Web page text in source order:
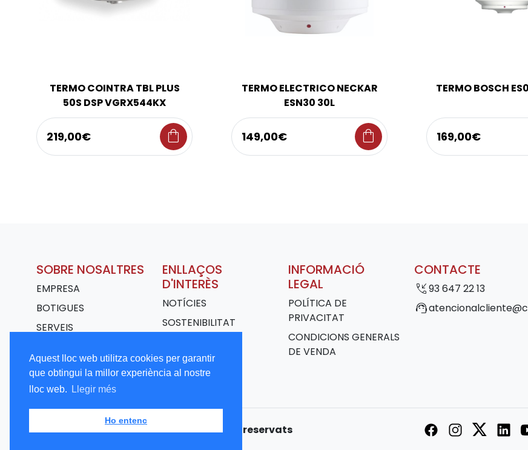
Aquest lloc web utilitza cookies per garantir
que obtingui la millor experiència al nostre
lloc web.
Llegir més
Ho entenc
TERMO COINTRA TBL PLUS
50S DSP VGRX544KX
219,00€ shopping_bag
TERMO ELECTRICO NECKAR
ESN30 30L
149,00€ shopping_bag
TERMO BOSCH
169,00€
SOBRE NOSALTRES
EMPRESA
BOTIGUES
SERVEIS
TREBALLA AMB
NOSALTRES
ENLLAÇOS
D'INTERÈS
NOTÍCIES
SOSTENIBILITAT
INFORMACIÓ
LEGAL
POLÍTICA DE
PRIVACITAT
CONDICIONS GENERALS
DE VENDA
CONTACTE
phone_callback93 647 22 13
support_agent
Copyright © 2026 CALBET. Tots els drets reservats